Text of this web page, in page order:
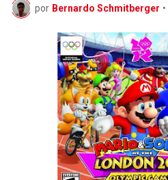
por Bernardo Schmitberger •